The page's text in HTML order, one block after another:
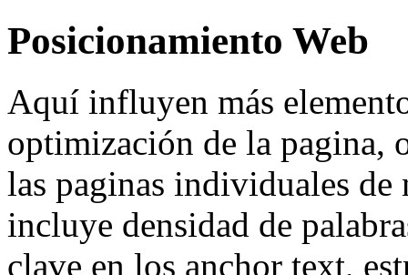
Posicionamiento Web
Aquí influyen más
optimización de la pagina,
las paginas individuales
incluye densidad de
clave en los anchor text,